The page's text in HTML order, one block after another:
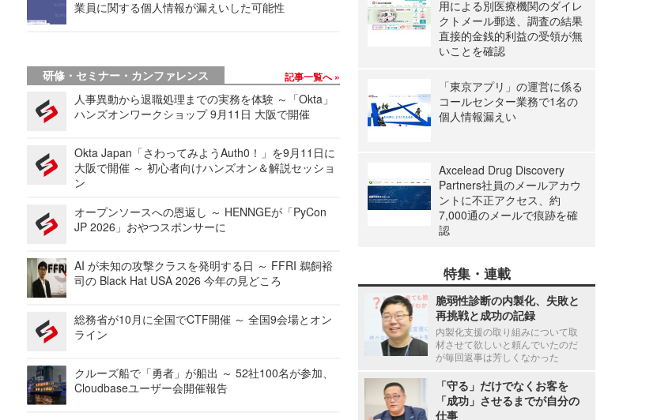
業員に関する個人情報が漏えいした可能性
研修・セミナー・カンファレンス 記事一覧へ
人事異動から退職処理までの実務を体験 ～「Okta」
ハンズオンワークショップ 9月11日 大阪で開催
Okta Japan「さわってみようAuth0！」を9月11日に
大阪で開催 ～ 初心者向けハンズオン＆解説セッショ
ン
オープンソースへの恩返し ～ HENNGEが「PyCon
JP 2026」おやつスポンサーに
AI が未知の攻撃クラスを発明する日 ～ FFRI 鵜飼裕
司の Black Hat USA 2026 今年の見どころ
総務省が10月に全国でCTF開催 ～ 全国9会場とオン
ライン
クルーズ船で「勇者」が船出 ～ 52社100名が参加、
Cloudbaseユーザー会開催報告
用による別医療機関のダイレ
クトメール郵送、調査の結果
直接的金銭的利益の受領が無
いことを確認
「東京アプリ」の運営に係る
コールセンター業務で1名の
個人情報漏えい
Axcelead Drug Discovery
Partners社員のメールアカウ
ントに不正アクセス、約
7,000通のメールで痕跡を確
認
特集・連載
脆弱性診断の内製化、失敗と
再挑戦と成功の記録
内製化支援の取り組みについて取
材させて欲しいと頼んでいたのだ
が毎回返事は芳しくなかった
「守る」だけでなくお客を
「成功」させるまでが自分の
仕事